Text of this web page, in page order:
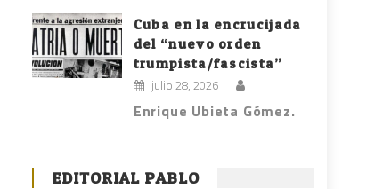
Cuba en la encrucijada
del “nuevo orden
trumpista/fascista”
julio 28, 2026
Enrique Ubieta Gómez.
EDITORIAL PABLO